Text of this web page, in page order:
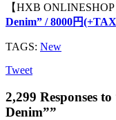
【HXB
Denim” / 8000円
TAGS: New
Tweet
2,299 Responses
Denim””